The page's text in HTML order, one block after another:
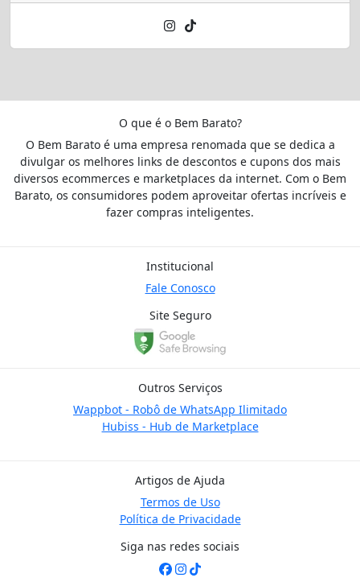
O que é o Bem Barato?
O Bem Barato é uma empresa renomada que se dedica a
divulgar os melhores links de descontos e cupons dos mais
diversos ecommerces e marketplaces da internet. Com o Bem
Barato, os consumidores podem aproveitar ofertas incríveis e
fazer compras inteligentes.
Institucional
Fale Conosco
Site Seguro
Outros Serviços
Wappbot - Robô de WhatsApp Ilimitado
Hubiss - Hub de Marketplace
Artigos de Ajuda
Termos de Uso
Política de Privacidade
Siga nas redes sociais